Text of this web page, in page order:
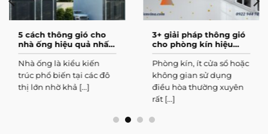
5 cách thông gió cho
nhà ống hiệu quả nhất
hiện nay
Nhà ống là kiểu kiến
trúc phổ biến tại các đô
thị lớn nhờ khả [...]
3+ giải pháp thông gió
cho phòng kín hiệu
quả nhất
Phòng kín, ít cửa sổ hoặc
không gian sử dụng
điều hòa thường xuyên
rất [...]